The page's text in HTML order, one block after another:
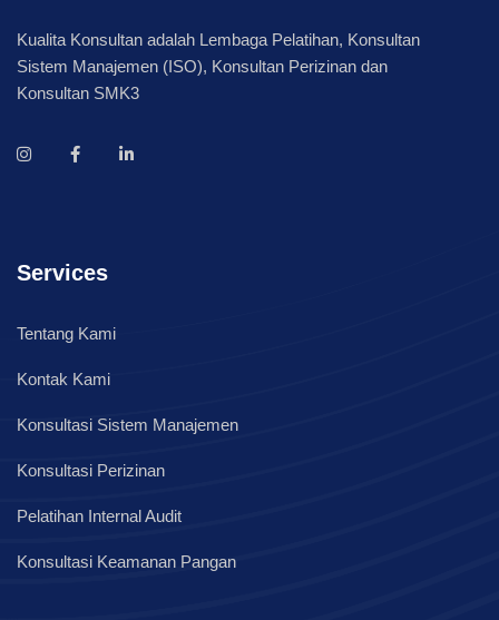
Kualita Konsultan adalah Lembaga Pelatihan, Konsultan
Sistem Manajemen (ISO), Konsultan Perizinan dan
Konsultan SMK3
Services
Tentang Kami
Kontak Kami
Konsultasi Sistem Manajemen
Konsultasi Perizinan
Pelatihan Internal Audit
Konsultasi Keamanan Pangan